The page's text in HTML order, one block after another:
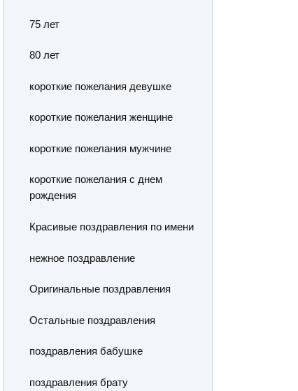
75 лет
80 лет
короткие пожелания девушке
короткие пожелания женщине
короткие пожелания мужчине
короткие пожелания с днем
рождения
Красивые поздравления по имени
нежное поздравление
Оригинальные поздравления
Остальные поздравления
поздравления бабушке
поздравления брату